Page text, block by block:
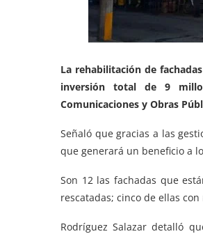
La rehabilitación de
inversión total de 9
Comunicaciones y Obras
Señaló que gracias a las
que generará un beneficio a
Son 12 las fachadas que
rescatadas; cinco de ellas
Rodríguez Salazar detalló